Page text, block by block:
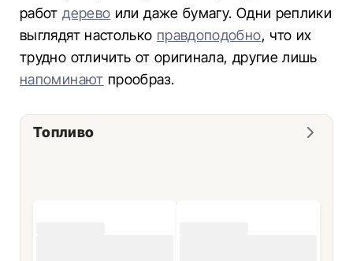
работдерево или даже бумагу. Одни реплики
выглядят настолько правдоподобно, что их
трудно отличить от оригинала, другие лишь
напоминают прообраз.
Топливо